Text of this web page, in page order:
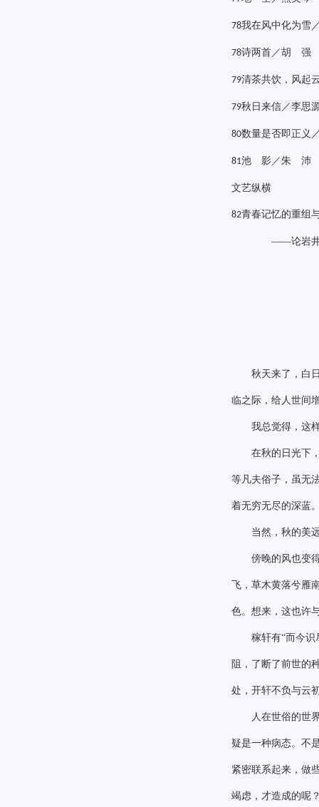
78我在风中化为雪
78诗两首／胡 强
79清茶共饮，风起
79秋日来信／李思
80数量是否即正义
81池 影／朱 沛
文艺纵横
82青春记忆的重组
——论岩井
秋天来了，白日
临之际，给人世间
我总觉得，这样
在秋的日光下，
等凡夫俗子，虽无
着无穷无尽的深蓝
当然，秋的美远
傍晚的风也变得
飞，草木黄落兮雁
色。想来，这也许
稼轩有“而今
阻，了断了前世的
处，开轩不负与云
人在世俗的世界
疑是一种病态。不
紧密联系起来，做
竭虑，才造成的呢